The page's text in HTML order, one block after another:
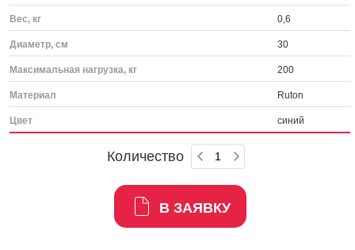
Вес, кг 0,6
Диаметр, см 30
Максимальная нагрузка, кг 200
Материал Ruton
Цвет синий
Количество
В ЗАЯВКУ